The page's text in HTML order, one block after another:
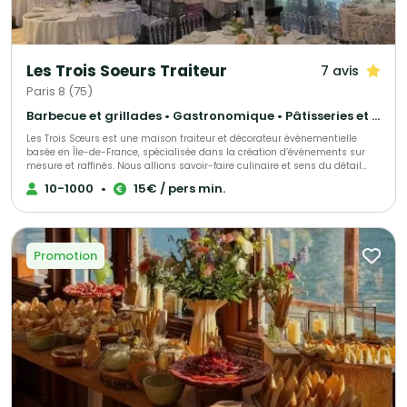
Les Trois Soeurs Traiteur 7 avis
Paris 8 (75)
Barbecue et grillades • Gastronomique • Pâtisseries et desserts
Les Trois Sœurs est une maison traiteur et décorateur événementielle
basée en Île-de-France, spécialisée dans la création d’événements sur
mesure et raffinés. Nous allions savoir-faire culinaire et sens du détail
décoratif pour sublimer mariages, fiançailles et autres célébrations
privées, tout comme séminaires, inauguration et autre type d'événements
décoration florale et scénographique à la gastronomie haut de gamme,
notre équipe met son expertise et sa passion au service de vos plus
beaux moments.
10-1000 • 15€ / pers min.
Promotion